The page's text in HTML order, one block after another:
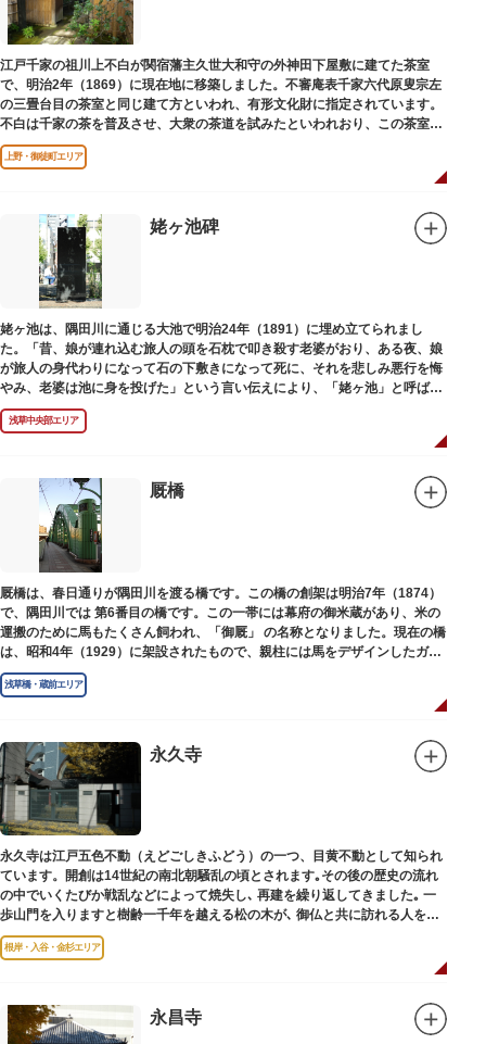
江戸千家の祖川上不白が関宿藩主久世大和守の外神田下屋敷に建てた茶室
で、明治2年（1869）に現在地に移築しました。不審庵表千家六代原叟宗左
の三畳台目の茶室と同じ建て方といわれ、有形文化財に指定されています。
不白は千家の茶を普及させ、大衆の茶道を試みたといわれおり、この茶室は
江戸千家を広める拠点となりました。
上野・御徒町エリア
姥ヶ池碑
姥ヶ池は、隅田川に通じる大池で明治24年（1891）に埋め立てられまし
た。「昔、娘が連れ込む旅人の頭を石枕で叩き殺す老婆がおり、ある夜、娘
が旅人の身代わりになって石の下敷きになって死に、それを悲しみ悪行を悔
やみ、老婆は池に身を投げた」という言い伝えにより、「姥ヶ池」と呼ばれ
ていました。その碑は花川戸公園内にあります。
浅草中央部エリア
厩橋
厩橋は、春日通りが隅田川を渡る橋です。この橋の創架は明治7年（1874）
で、隅田川では 第6番目の橋です。この一帯には幕府の御米蔵があり、米の
運搬のために馬もたくさん飼われ、「御厩」 の名称となりました。現在の橋
は、昭和4年（1929）に架設されたもので、親柱には馬をデザインしたガラ
ス細工が組み込まれています。
浅草橋・蔵前エリア
永久寺
永久寺は江戸五色不動（えどごしきふどう）の一つ、目黄不動として知られ
ています。開創は14世紀の南北朝騒乱の頃とされます｡その後の歴史の流れ
の中でいくたびか戦乱などによって焼失し､ 再建を繰り返してきました｡ 一
歩山門を入りますと樹齢一千年を越える松の木が､ 御仏と共に訪れる人を静
かに迎えています｡
根岸・入谷・金杉エリア
永昌寺